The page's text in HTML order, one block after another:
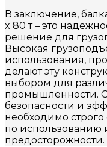
В заключение,
x 80 т – это
решение для
Высокая
использования,
делают эту
выбором для
промышленности.
безопасности и
необходимо
по использованию
предосторожности.